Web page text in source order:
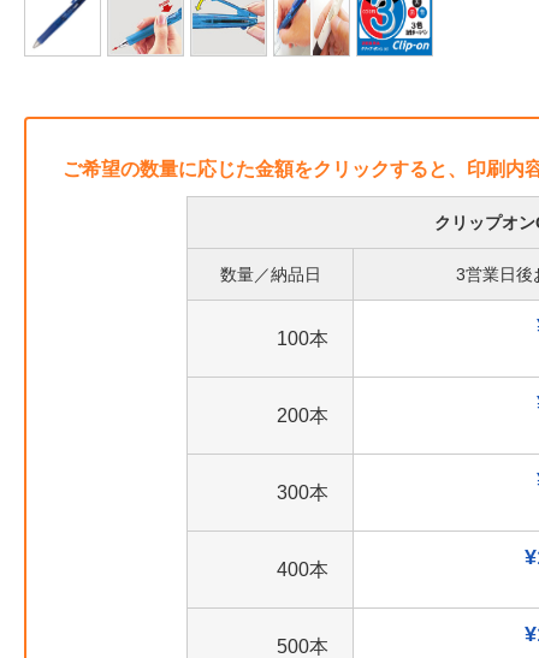
ご希望の数量に応じた金額をクリックすると、印刷内
クリップオ
数量／納品日 3営業日後
100本
200本
300本
400本
500本